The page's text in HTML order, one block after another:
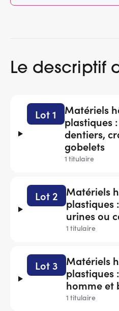
Le descriptif
Lot 1
Matériels
plastiques
dentiers,
gobelets
1 titulaire
Lot 2
Matériels
plastiques
urines ou
1 titulaire
Lot 3
Matériels
plastiques
homme et
1 titulaire